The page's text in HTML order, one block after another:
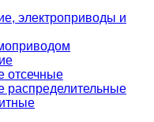
электроприводы и
отсечные
распределительные